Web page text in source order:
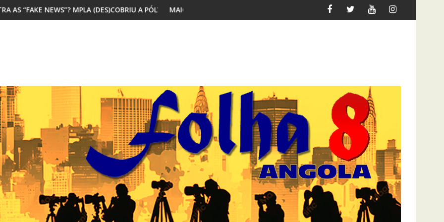
(DES)COBRIU A PÓLVORAMAIORIA DOS JOVENS AFRICANOS QUER MIGRAR ATAQUE À UNITEL AINDA AFECTA A VIDA DOS